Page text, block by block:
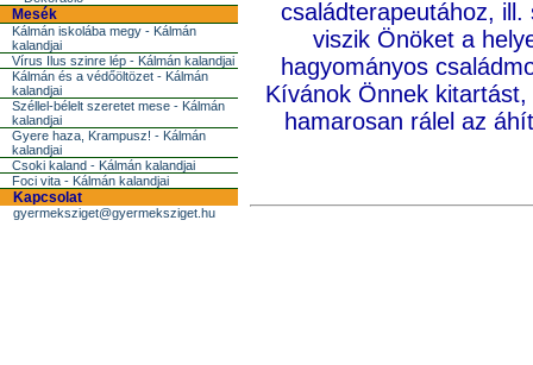
Mesék
Kálmán iskolába megy - Kálmán
kalandjai
Vírus Ilus szinre lép - Kálmán kalandjai
Kálmán és a védőöltözet - Kálmán
kalandjai
Széllel-bélelt szeretet mese - Kálmán
kalandjai
Gyere haza, Krampusz! - Kálmán
kalandjai
Csoki kaland - Kálmán kalandjai
Foci vita - Kálmán kalandjai
Kapcsolat
gyermeksziget@gyermeksziget.hu
családterapeutához,
viszik Önöket a
hagyományos
Kívánok Önnek
hamarosan rálel az